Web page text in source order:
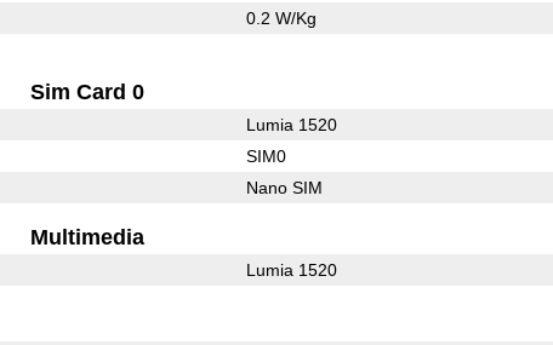
0.2 W/Kg
Sim Card 0
Lumia 1520
SIM0
Nano SIM
Multimedia
Lumia 1520